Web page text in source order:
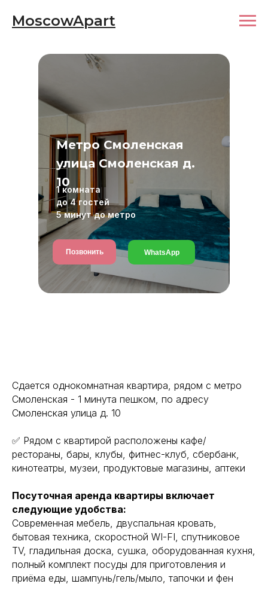
MoscowApart
Метро Смоленская
улица Смоленская д.
10
1 комната
до 4 гостей
5 минут до метро
Позвонить WhatsApp
Сдается однокомнатная квартира, рядом с метро
Смоленская - 1 минута пешком, по адресу
Смоленская улица д. 10
✅ Рядом с квартирой расположены кафе/
рестораны, бары, клубы, фитнес-клуб, сбербанк,
кинотеатры, музеи, продуктовые магазины, аптеки
Посуточная аренда квартиры включает
следующие удобства:
Современная мебель, двуспальная кровать,
бытовая техника, скоростной WI-FI, спутниковое
TV, гладильная доска, сушка, оборудованная кухня,
полный комплект посуды для приготовления и
приёма еды, шампунь/гель/мыло, тапочки и фен